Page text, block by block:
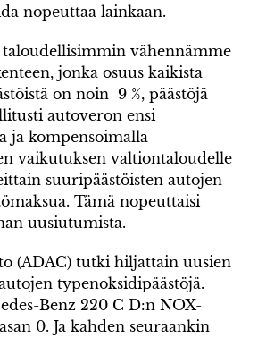
nopeuttaa lainkaan.
vähennämme
jonka osuus kaikista
on noin 9 %, päästöjä
autoveron ensi
ja kompensoimalla
vaikutuksen valtiontaloudelle
suuripäästöisten autojen
Tämä nopeuttaisi
uusiutumista.
(ADAC) tutki hiljattain uusien
typenoksidipäästöjä.
Benz 220 C D:n NOX-
0. Ja kahden seuraankin